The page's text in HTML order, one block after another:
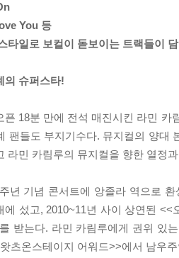
You 등
타일로 보컬이 돋보이는 트랙들이
의 슈퍼스타!
픈 18분 만에 전석 매진시킨 라민
팬들도 부지기수다. 뮤지컬의 양대
라민 카림루의 뮤지컬을 향한 열정
년 기념 콘서트에 앙졸라 역으로
에 섰고, 2010~11년 사이 상연된
받는다. 라민 카림루에게 권위 있
츠온스테이지 어워드>>에서 남우